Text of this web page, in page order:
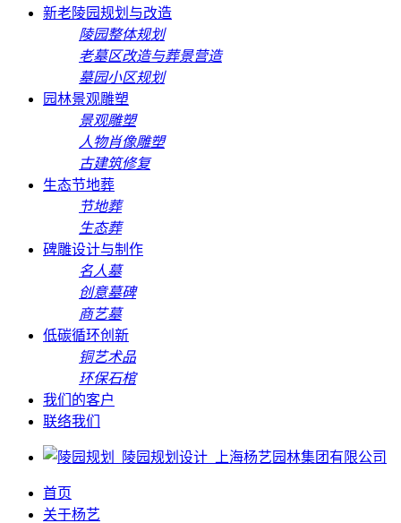
新老陵园规划与改造
陵园整体规划
老墓区改造与葬景营造
墓园小区规划
园林景观雕塑
景观雕塑
人物肖像雕塑
古建筑修复
生态节地葬
节地葬
生态葬
碑雕设计与制作
名人墓
创意墓碑
商艺墓
低碳循环创新
铜艺术品
环保石棺
我们的客户
联络我们
首页
关于杨艺